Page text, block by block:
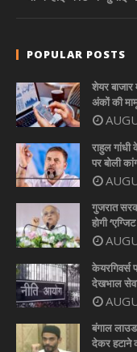
POPULAR POSTS
शेयर
अंकों की
राहुल गांधी
पर बोली
गुजरात
होगी
केयरगिवर्स
देखभाल
बंगाल
देकर हटाने